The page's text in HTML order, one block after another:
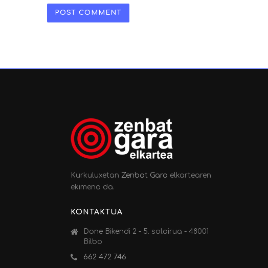
KurkuluxetanZenbat Gara elkartearen
ekimena da.
KONTAKTUA
Done Bikendi 2 - 5. solairua - 48001
Bilbo
662 472 746